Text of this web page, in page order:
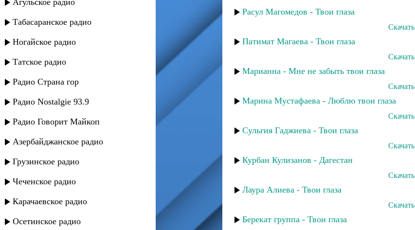
Агульское радио
Табасаранское радио
Ногайское радио
Татское радио
Радио Страна гор
Радио Nostalgie 93.9
Радио Говорит Майкоп
Азербайджанское радио
Грузинское радио
Чеченское радио
Карачаевское радио
Осетинское радио
Расул Магомедов - Твои глаза
Скачать
Патимат Магаева - Твои глаза
Скачать
Марианна - Мне не забыть твои глаза
Скачать
Марина Мустафаева - Люблю твои глаза
Скачать
Сульгия Гаджиева - Твои глаза
Скачать
Курбан Кулизанов - Дагестан
Скачать
Лаура Алиева - Твои глаза
Скачать
Берекат группа - Твои глаза